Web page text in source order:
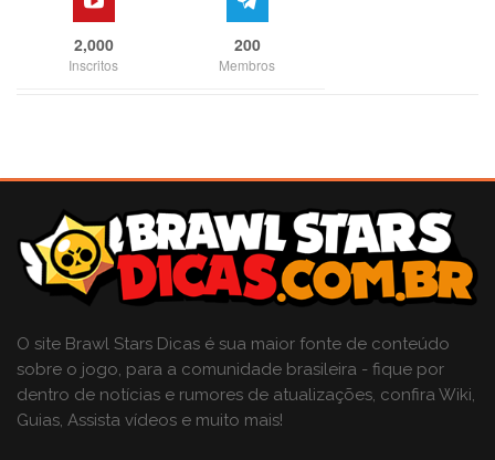
2,000
Inscritos
200
Membros
O site Brawl Stars Dicas é sua maior fonte de conteúdo
sobre o jogo, para a comunidade brasileira - fique por
dentro de notícias e rumores de atualizações, confira Wiki,
Guias, Assista vídeos e muito mais!